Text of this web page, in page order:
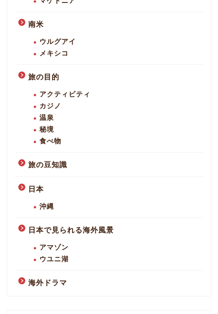
南米
ウルグアイ
メキシコ
旅の目的
アクティビティ
カジノ
温泉
秘境
食べ物
旅の豆知識
日本
沖縄
日本で見られる海外風景
アマゾン
ウユニ湖
海外ドラマ